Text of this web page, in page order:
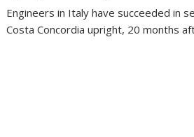
Engineers in Italy have succeeded in
Costa Concordia upright, 20 months